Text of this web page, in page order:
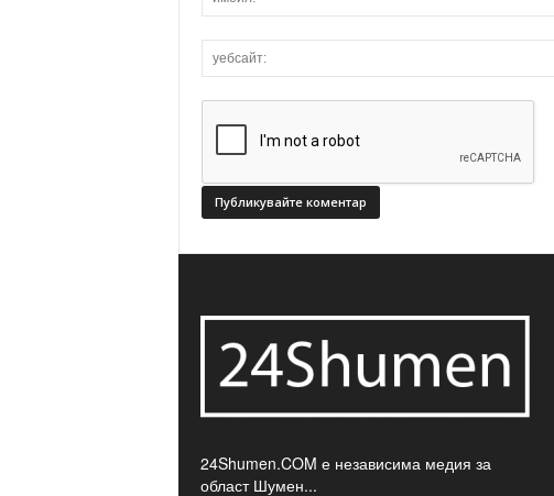
24Shumen.COM е независима медия за
област Шумен...